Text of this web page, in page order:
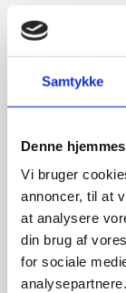
Samtykke
Denne
Vi bruger
annoncer, til at
at analysere
din brug af
for sociale
Post #2
Post #1
Recent
ss1_tcoapå
ma1_fmoapå
https://
go to my blog
next pagepå